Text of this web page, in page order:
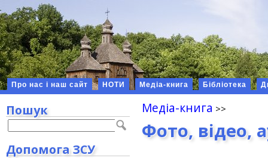
Про нас і наш сайт НОТИ Медіа-книга Бібліотека
Медіа-книга
Фото, відео,
Пошук
Допомога ЗСУ